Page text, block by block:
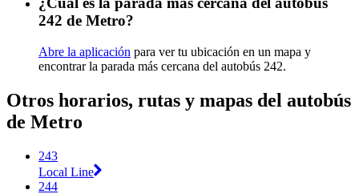
242 de Metro?
Abre la aplicación para ver tu ubicación en un mapa y
encontrar la parada más cercana del autobús 242.
Otros horarios, rutas y mapas del autobús
de Metro
243
Local Line
244